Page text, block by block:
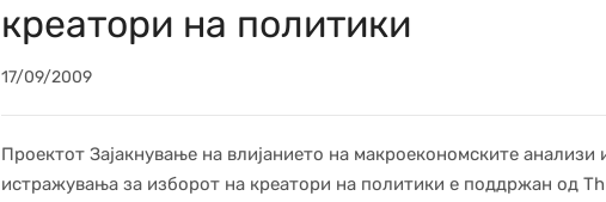
креатори на политики
17/09/2009
Проектот Зајакнување на влијанието на макроекономските анализи
истражувања за изборот на креатори на политики е поддржан од